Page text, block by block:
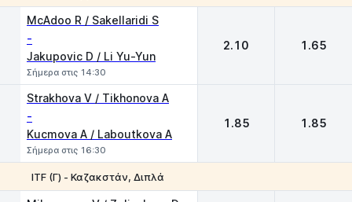
McAdoo R / Sakellaridi S
-
Jakupovic D / Li Yu-Yun
Σήμερα στις 14:30
2.10 1.65
Strakhova V / Tikhonova A
-
Kucmova A / Laboutkova A
Σήμερα στις 16:30
1.85 1.85
ITF (Γ) - Καζακστάν, Διπλά